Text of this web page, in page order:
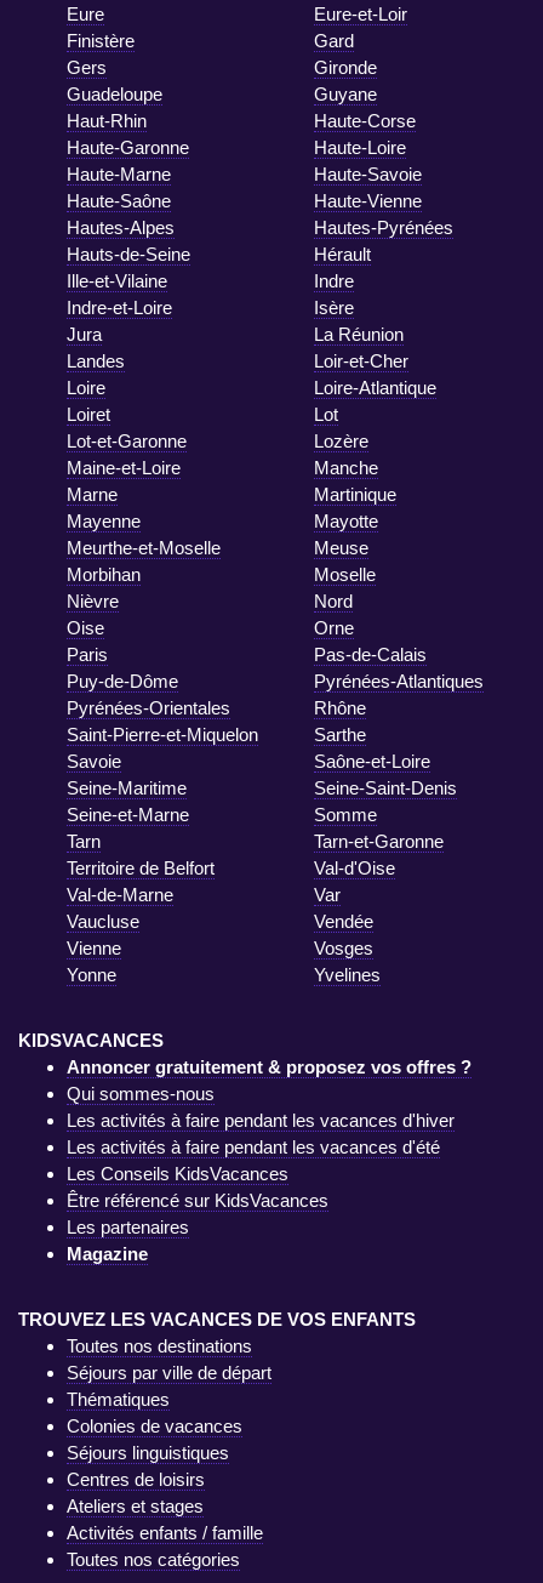
Eure
Eure-et-Loir
Finistère
Gard
Gers
Gironde
Guadeloupe
Guyane
Haut-Rhin
Haute-Corse
Haute-Garonne
Haute-Loire
Haute-Marne
Haute-Savoie
Haute-Saône
Haute-Vienne
Hautes-Alpes
Hautes-Pyrénées
Hauts-de-Seine
Hérault
Ille-et-Vilaine
Indre
Indre-et-Loire
Isère
Jura
La Réunion
Landes
Loir-et-Cher
Loire
Loire-Atlantique
Loiret
Lot
Lot-et-Garonne
Lozère
Maine-et-Loire
Manche
Marne
Martinique
Mayenne
Mayotte
Meurthe-et-Moselle
Meuse
Morbihan
Moselle
Nièvre
Nord
Oise
Orne
Paris
Pas-de-Calais
Puy-de-Dôme
Pyrénées-Atlantiques
Pyrénées-Orientales
Rhône
Saint-Pierre-et-Miquelon
Sarthe
Savoie
Saône-et-Loire
Seine-Maritime
Seine-Saint-Denis
Seine-et-Marne
Somme
Tarn
Tarn-et-Garonne
Territoire de Belfort
Val-d'Oise
Val-de-Marne
Var
Vaucluse
Vendée
Vienne
Vosges
Yonne
Yvelines
KIDSVACANCES
Annoncer gratuitement & proposez vos offres ?
Qui sommes-nous
Les activités à faire pendant les vacances d'hiver
Les activités à faire pendant les vacances d'été
Les Conseils KidsVacances
Être référencé sur KidsVacances
Les partenaires
Magazine
TROUVEZ LES VACANCES DE VOS ENFANTS
Toutes nos destinations
Séjours par ville de départ
Thématiques
Colonies de vacances
Séjours linguistiques
Centres de loisirs
Ateliers et stages
Activités enfants / famille
Toutes nos catégories